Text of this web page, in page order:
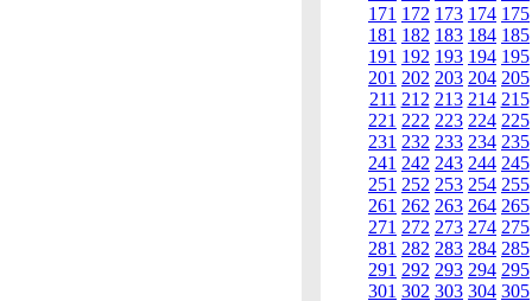
171 172 173 174 175
181 182 183 184 185
191 192 193 194 195
201 202 203 204 205
211 212 213 214 215
221 222 223 224 225
231 232 233 234 235
241 242 243 244 245
251 252 253 254 255
261 262 263 264 265
271 272 273 274 275
281 282 283 284 285
291 292 293 294 295
301 302 303 304 305